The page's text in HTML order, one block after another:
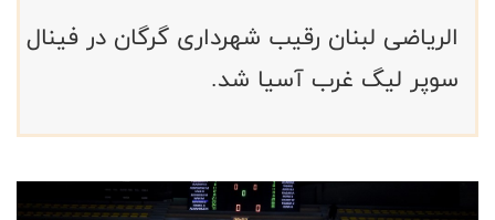
الریاضی لبنان رقیب شهرداری گرگان در فینال
سوپر لیگ غرب آسیا شد.